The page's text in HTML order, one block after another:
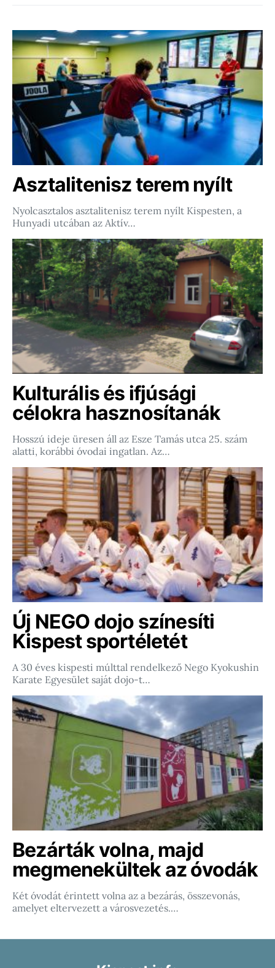
Asztalitenisz terem nyílt
Nyolcasztalos asztalitenisz terem nyílt Kispesten, a
Hunyadi utcában az Aktív…
Kulturális és ifjúsági
célokra hasznosítanák
Hosszú ideje üresen áll az Esze Tamás utca 25. szám
alatti, korábbi óvodai ingatlan. Az…
Új NEGO dojo színesíti
Kispest sportéletét
A 30 éves kispesti múlttal rendelkező Nego Kyokushin
Karate Egyesület saját dojo-t…
Bezárták volna, majd
megmenekültek az óvodák
Két óvodát érintett volna az a bezárás, összevonás,
amelyet eltervezett a városvezetés.…